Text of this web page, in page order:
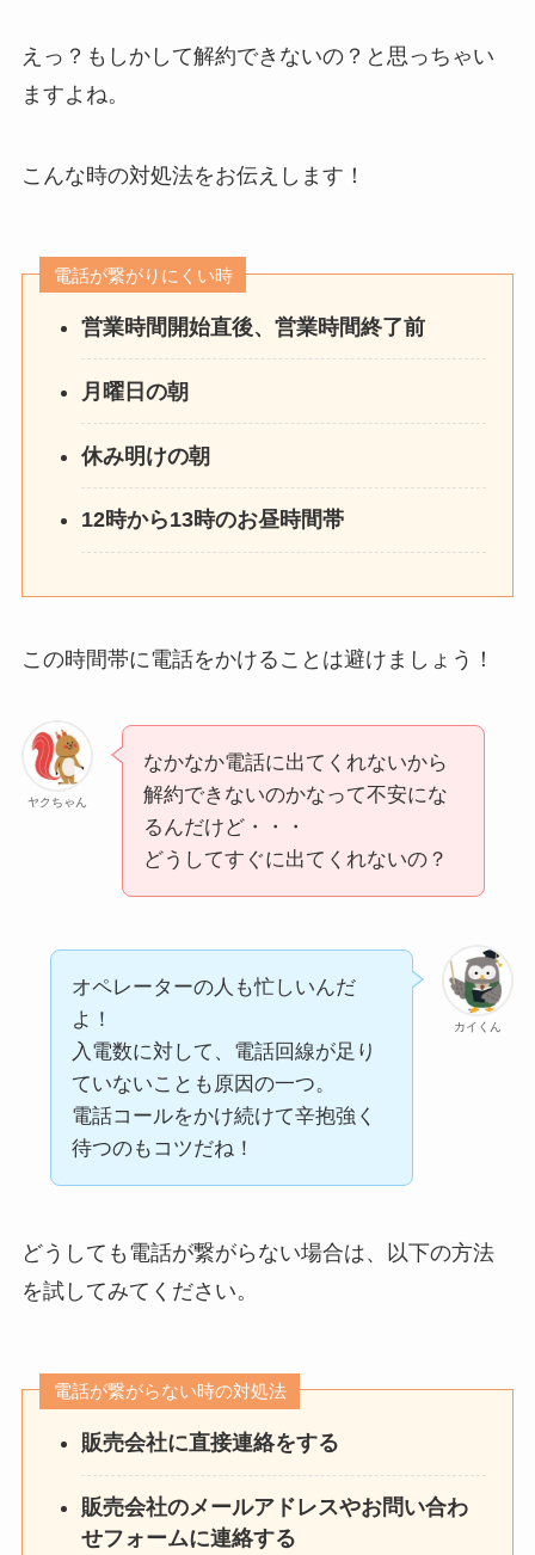
えっ？もしかして解約できないの？と思っちゃい
ますよね。
こんな時の対処法をお伝えします！
電話が繋がりにくい時
営業時間開始直後、営業時間終了前
月曜日の朝
休み明けの朝
12時から13時のお昼時間帯
この時間帯に電話をかけることは避けましょう！
ヤクちゃん
なかなか電話に出てくれないから
解約できないのかなって不安にな
るんだけど・・・
どうしてすぐに出てくれないの？
カイくん
オペレーターの人も忙しいんだ
よ！
入電数に対して、電話回線が足り
ていないことも原因の一つ。
電話コールをかけ続けて辛抱強く
待つのもコツだね！
どうしても電話が繋がらない場合は、以下の方法
を試してみてください。
電話が繋がらない時の対処法
販売会社に直接連絡をする
販売会社のメールアドレスやお問い合わ
せフォームに連絡する